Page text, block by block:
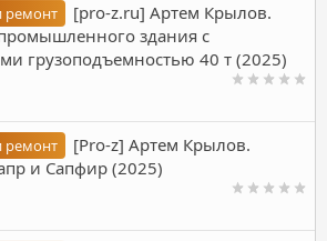
ремонт
[pro-z.ru] Артем Крылов.
здания с
грузоподъемностью 40 т (2025)
ремонт
[Pro-z] Артем Крылов.
и Сапфир (2025)